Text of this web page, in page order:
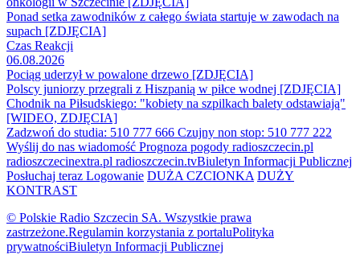
Ponad setka zawodników z całego świata startuje w zawodach na
supach [ZDJĘCIA]
Czas Reakcji
06.08.2026
Pociąg uderzył w powalone drzewo [ZDJĘCIA]
Polscy juniorzy przegrali z Hiszpanią w piłce wodnej [ZDJĘCIA]
Chodnik na Piłsudskiego: "kobiety na szpilkach balety odstawiają"
[WIDEO, ZDJĘCIA]
Zadzwoń do studia: 510 777 666 Czujny non stop: 510 777 222
Wyślij do nas wiadomość Prognoza pogody radioszczecin.pl
radioszczecinextra.pl radioszczecin.tvBiuletyn Informacji Publicznej
Posłuchaj teraz Logowanie DUŻA CZCIONKA DUŻY
KONTRAST
© Polskie Radio Szczecin SA. Wszystkie prawa
zastrzeżone.Regulamin korzystania z portaluPolityka
prywatnościBiuletyn Informacji Publicznej